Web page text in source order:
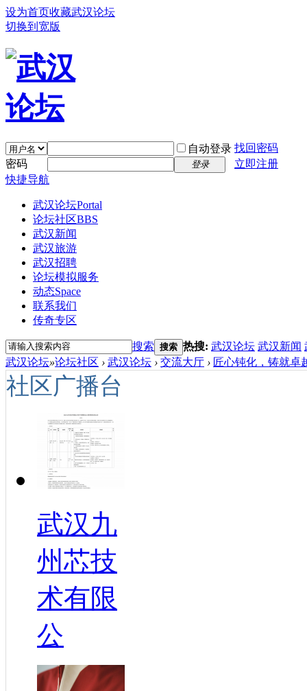
设为首页收藏武汉论坛
切换到宽版
自动登录 找回密码
密码
登录
立即注册
快捷导航
武汉论坛Portal
论坛社区BBS
武汉新闻
武汉旅游
武汉招聘
论坛模拟服务
动态Space
联系我们
传奇专区
搜索 搜索 热搜: 武汉论坛 武汉新闻
武汉论坛»论坛社区 › 武汉论坛 › 交流大厅 › 匠心钝化，铸就卓
社区广播台
武汉九
州芯技
术有限
公